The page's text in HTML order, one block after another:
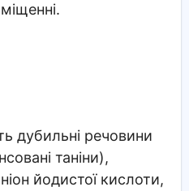
дубильні речовини
таніни),
йодистої кислоти,